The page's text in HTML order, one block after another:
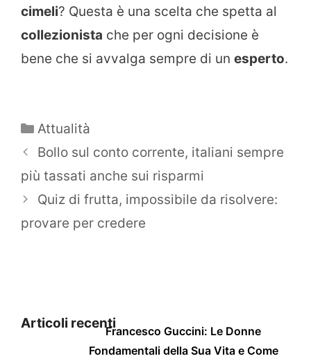
cimeli? Questa è una scelta che spetta al
collezionista che per ogni decisione è
bene che si avvalga sempre di un esperto.
Categorie
Attualità
Bollo sul conto corrente, italiani sempre
più tassati anche sui risparmi
Quiz di frutta, impossibile da risolvere:
provare per credere
Articoli recentiFrancesco Guccini: Le Donne
Fondamentali della Sua Vita e Come